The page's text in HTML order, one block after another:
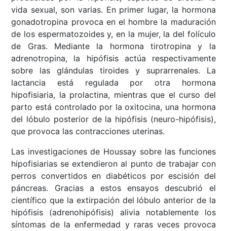
vida sexual, son varias. En primer lugar, la hormona
gonadotropina provoca en el hombre la maduración
de los espermatozoides y, en la mujer, la del folículo
de Gras. Mediante la hormona tirotropina y la
adrenotropina, la hipófisis actúa respectivamente
sobre las glándulas tiroides y suprarrenales. La
lactancia está regulada por otra hormona
hipofisiaria, la prolactina, mientras que el curso del
parto está controlado por la oxitocina, una hormona
del lóbulo posterior de la hipófisis (neuro-hipófisis),
que provoca las contracciones uterinas.
Las investigaciones de Houssay sobre las funciones
hipofisiarias se extendieron al punto de trabajar con
perros convertidos en diabéticos por escisión del
páncreas. Gracias a estos ensayos descubrió el
científico que la extirpación del lóbulo anterior de la
hipófisis (adrenohipófisis) alivia notablemente los
síntomas de la enfermedad y raras veces provoca